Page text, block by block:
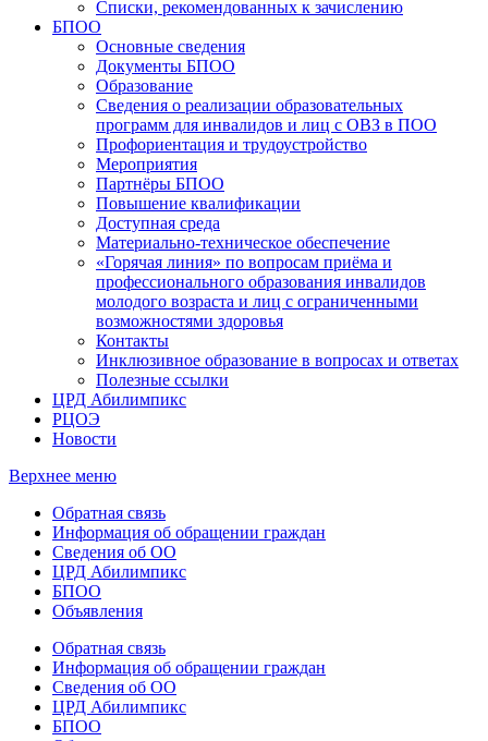
Списки, рекомендованных к зачислению
БПОО
Основные сведения
Документы БПОО
Образование
Сведения о реализации образовательных
программ для инвалидов и лиц с ОВЗ в ПОО
Профориентация и трудоустройство
Мероприятия
Партнёры БПОО
Повышение квалификации
Доступная среда
Материально-техническое обеспечение
«Горячая линия» по вопросам приёма и
профессионального образования инвалидов
молодого возраста и лиц с ограниченными
возможностями здоровья
Контакты
Инклюзивное образование в вопросах и ответах
Полезные ссылки
ЦРД Абилимпикс
РЦОЭ
Новости
Верхнее меню
Обратная связь
Информация об обращении граждан
Сведения об ОО
ЦРД Абилимпикс
БПОО
Объявления
Обратная связь
Информация об обращении граждан
Сведения об ОО
ЦРД Абилимпикс
БПОО